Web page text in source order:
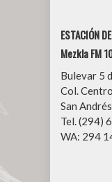
ESTACIÓN
Mezkla FM
Bulevar 5
Col.
San
Tel. (294)
WA: 294